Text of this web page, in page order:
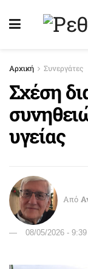
Αρχική Συνεργάτες
Σχέση
υγείας
Από
08/05/2026 -